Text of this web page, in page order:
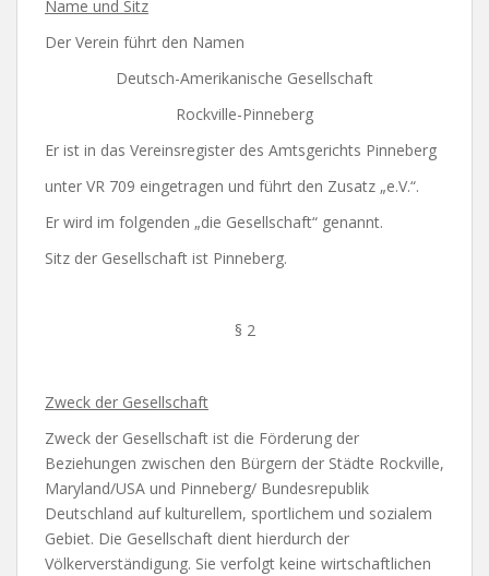
Name und Sitz
Der Verein führt den Namen
Deutsch-Amerikanische Gesellschaft
Rockville-Pinneberg
Er ist in das Vereinsregister des Amtsgerichts Pinneberg
unter VR 709 eingetragen und führt den Zusatz „e.V.“.
Er wird im folgenden „die Gesellschaft“ genannt.
Sitz der Gesellschaft ist Pinneberg.
§ 2
Zweck der Gesellschaft
Zweck der Gesellschaft ist die Förderung der
Beziehungen zwischen den Bürgern der Städte Rockville,
Maryland/USA und Pinneberg/ Bundesrepublik
Deutschland auf kulturellem, sportlichem und sozialem
Gebiet. Die Gesellschaft dient hierdurch der
Völkerverständigung. Sie verfolgt keine wirtschaftlichen